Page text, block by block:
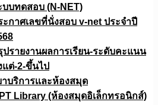
บบทดสอบ (N-NET)
ะกาศเลขที่นั่งสอบ v-net ประจำปี
ปรายงานผลการเรียน-ระดับคะแนน
แต่-2-ขึ้นไป
บริการเเละห้องสมุด
Library (ห้องสมุดอิเล็กทรอนิกส์)